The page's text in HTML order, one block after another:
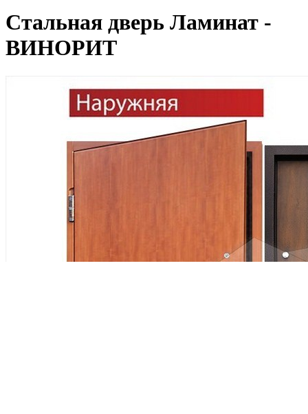
Стальная дверь Ламинат -
ВИНОРИТ